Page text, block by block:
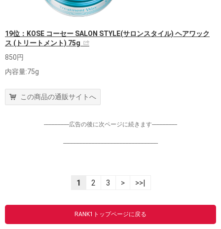
19位：KOSE コーセー SALON STYLE(サロンスタイル) ヘアワック
ス (トリートメント) 75g
850円
内容量:75g
この商品の通販サイトへ
-----------------広告の後に次ページに続きます-----------------
----------------------------------------------------------------
1 2 3 > >>|
RANK1トップページに戻る